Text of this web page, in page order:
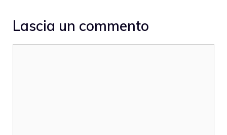
Lascia un commento